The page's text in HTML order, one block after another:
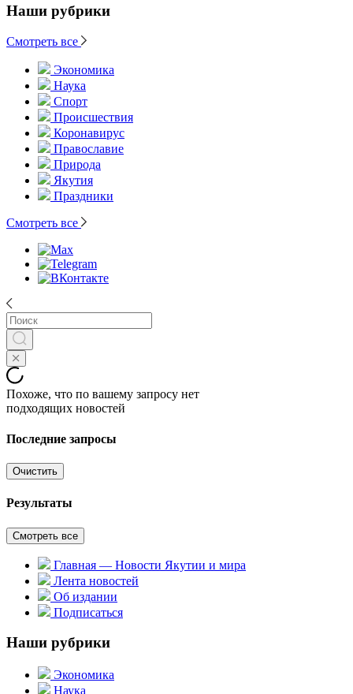
Наши рубрики
Смотреть все
Экономика
Наука
Спорт
Происшествия
Коронавирус
Православие
Природа
Якутия
Праздники
Смотреть все
Похоже, что по вашему запросу нет
подходящих новостей
Последние запросы
Очистить
Результаты
Смотреть все
Главная — Новости Якутии и мира
Лента новостей
Об издании
Подписаться
Наши рубрики
Экономика
Наука